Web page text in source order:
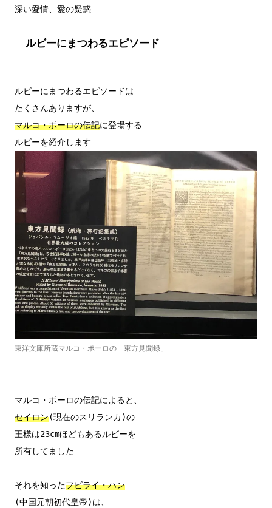
ルビーにまつわるエピソード
ルビーにまつわるエピソードは
マルコ・ポーロの伝記に登場する
ルビーを紹介します
東洋文庫所蔵マルコ・ポーロの「東方見聞録」
セイロン(現在のスリランカ)の
王様は23cmほどもあるルビーを
所有してました
それを知ったフビライ・ハン
(中国元朝初代皇帝)は、